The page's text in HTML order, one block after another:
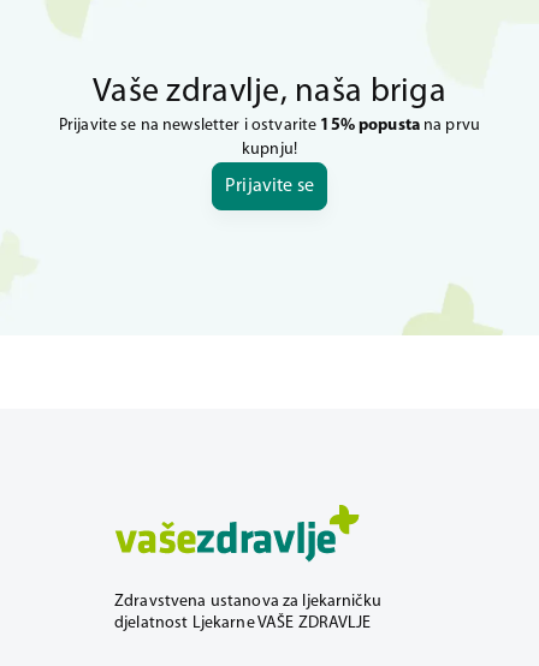
Vaše zdravlje, naša briga
Prijavite se na newsletter i ostvarite 15% popustana prvu
kupnju!
Prijavite se
Zdravstvena ustanova za ljekarničku
djelatnost Ljekarne VAŠE ZDRAVLJE